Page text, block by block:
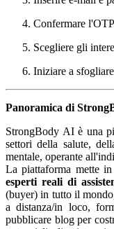
Confermare
Scegliere gli
Iniziare a
Panoramica di
StrongBody AI è una
settori della salute,
mentale, operante
La piattaforma mette in
esperti reali di
(buyer) in tutto il
a distanza/in loco,
pubblicare blog per